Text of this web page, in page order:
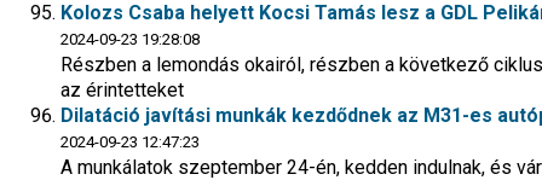
Kolozs Csaba helyett Kocsi Tamás lesz a GDL
2024-09-23 19:28:08
Részben a lemondás okairól, részben a következő
az érintetteket
Dilatáció javítási munkák kezdődnek az M31-es
2024-09-23 12:47:23
A munkálatok szeptember 24-én, kedden indulnak, és